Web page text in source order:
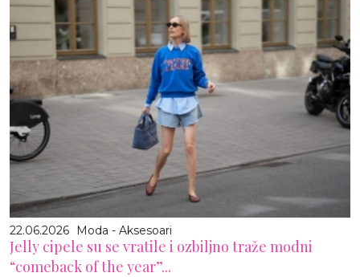
22.06.2026 Moda - Aksesoari
Jelly cipele su se vratile i ozbiljno traže modni
“comeback of the year”...